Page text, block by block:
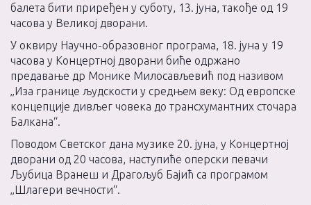
балета бити приређен у суботу, 13. јуна, такође од 19
часова у Великој дворани.
У оквиру Научно-образовног програма, 18. јуна у 19
часова у Концертној дворани биће одржано
предавање др Монике Милосављевић под називом
„Иза границе људскости у средњем веку: Од европске
концепције дивљег човека до трансхумантних сточара
Балкана“.
Поводом Светског дана музике 20. јуна, у Концертној
дворани од 20 часова, наступиће оперски певачи
Љубица Вранеш и Драгољуб Бајић са програмом
„Шлагери вечности“.